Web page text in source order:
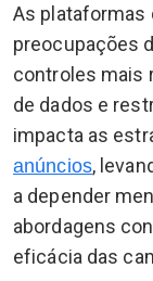
As plataformas
preocupações
controles mais
de dados e
impacta as
anúncios,
a depender
abordagens
eficácia das